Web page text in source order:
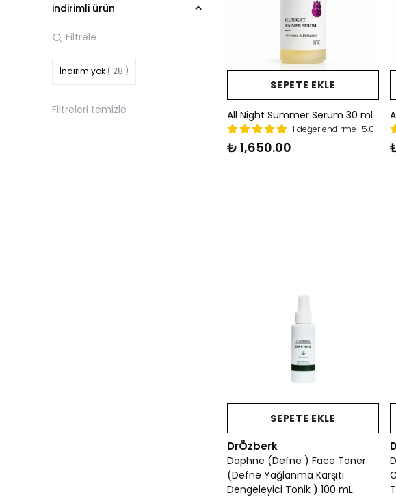
indirimli ürün
İndirim yok ( 28 )
Filtreleri temizle
SEPETE EKLE
All Night Summer Serum 30 ml
1 değerlendirme 5.0
₺ 1,650.00
SEPETE EKLE
DrÖzberk
Daphne (Defne ) Face Toner
(Defne Yağlanma Karşıtı
Dengeleyici Tonik ) 100 mL